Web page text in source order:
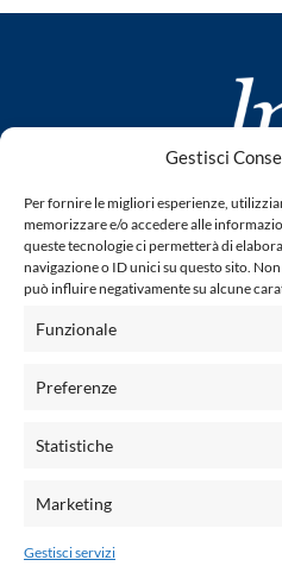
Gestisci
Per fornire le migliori esperienze,
memorizzare e/o accedere alle
queste tecnologie ci permetterà di
navigazione o ID unici su questo sito.
può influire negativamente su alcune
Funzionale
Preferenze
Statistiche
Marketing
Gestisci servizi
fondato da
Questo blog non
quanto viene aggiornato senza
legge n° 62 del 7.03.2001.
email: